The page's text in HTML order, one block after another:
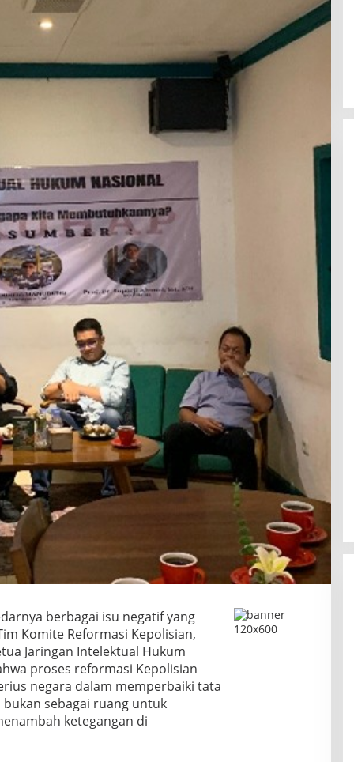
berbagai isu negatif yang
Komite Reformasi Kepolisian,
Jaringan Intelektual Hukum
proses reformasi Kepolisian
negara dalam memperbaiki tata
sebagai ruang untuk
ketegangan di